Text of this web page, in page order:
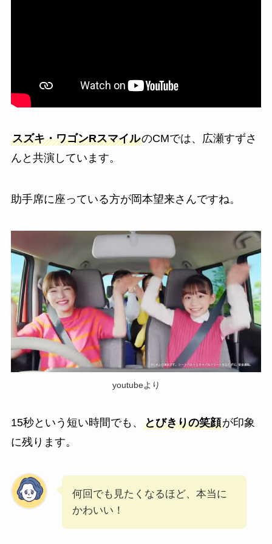
スズキ・ワゴンRスマイルのCMでは、広瀬すずさ
んと共演しています。
助手席に座っている方が岡本望来さんですね。
youtubeより
15秒という短い時間でも、 とびきりの笑顔が印象
に残ります。
何回でも見たくなるほど、本当に
かわいい！